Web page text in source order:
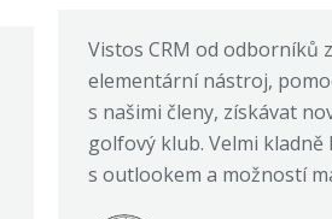
Vistos CRM od odborníků
elementární nástroj,
s našimi členy, získávat
golfový klub. Velmi
s outlookem a možností